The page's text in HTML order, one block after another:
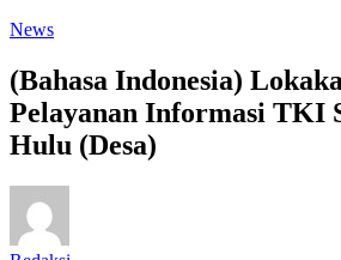
News
(Bahasa Indonesia)
Pelayanan Informasi TKI
Hulu (Desa)